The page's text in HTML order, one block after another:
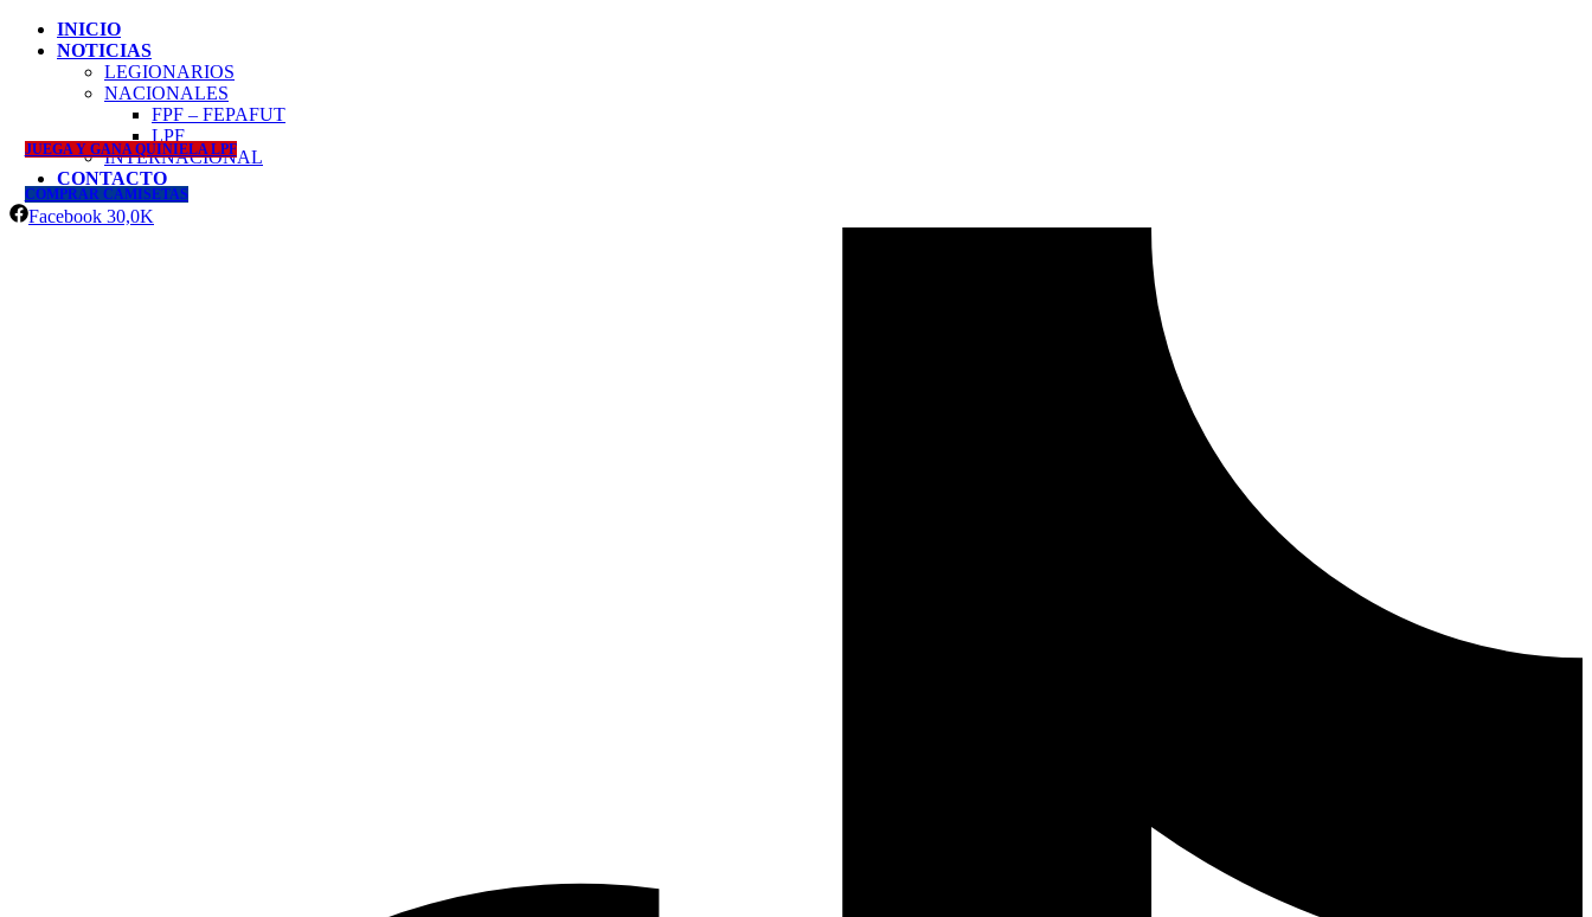
INICIO
NOTICIAS
LEGIONARIOS
NACIONALES
FPF – FEPAFUT
LPF
INTERNACIONAL
CONTACTO
JUEGA Y GANA QUINIELA LPF
COMPRAR CAMISETAS
Facebook 30,0K